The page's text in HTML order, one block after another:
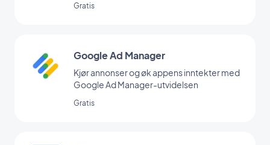
Gratis
Google Ad Manager
Kjør annonser og øk appens inntekter med
Google Ad Manager-utvidelsen
Gratis